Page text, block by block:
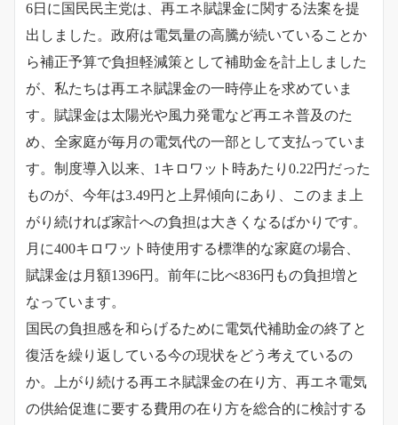
6日に国民民主党は、再エネ賦課金に関する法案を提
出しました。政府は電気量の高騰が続いていることか
ら補正予算で負担軽減策として補助金を計上しました
が、私たちは再エネ賦課金の一時停止を求めていま
す。賦課金は太陽光や風力発電など再エネ普及のた
め、全家庭が毎月の電気代の一部として支払っていま
す。制度導入以来、1キロワット時あたり0.22円だった
ものが、今年は3.49円と上昇傾向にあり、このまま上
がり続ければ家計への負担は大きくなるばかりです。
月に400キロワット時使用する標準的な家庭の場合、
賦課金は月額1396円。前年に比べ836円もの負担増と
なっています。
国民の負担感を和らげるために電気代補助金の終了と
復活を繰り返している今の現状をどう考えているの
か。上がり続ける再エネ賦課金の在り方、再エネ電気
の供給促進に要する費用の在り方を総合的に検討する